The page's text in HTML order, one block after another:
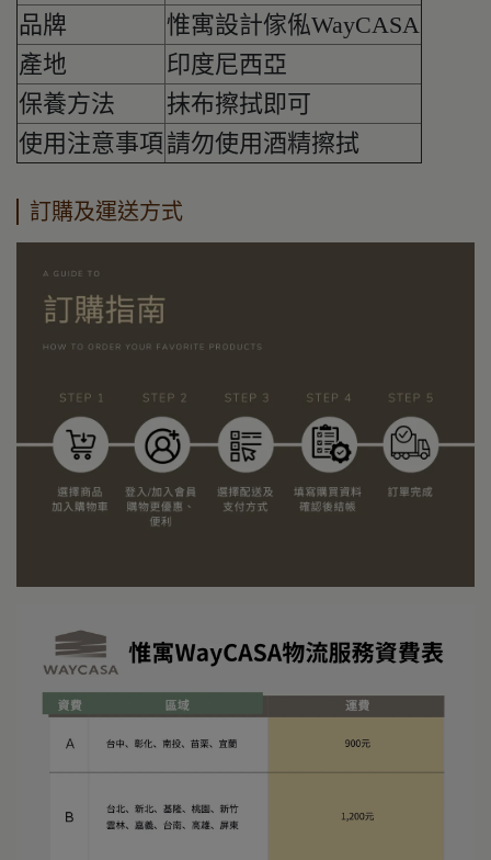
品牌
惟寓設計傢俬WayCASA
產地
印度尼西亞
保養方法
抹布擦拭即可
使用注意事項 請勿使用酒精擦拭
訂購及運送方式